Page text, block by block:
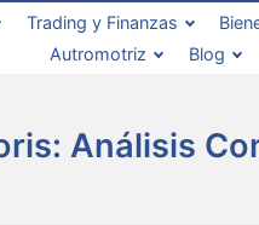
Trading y Finanzas
Autromotriz
Blog
Análisis